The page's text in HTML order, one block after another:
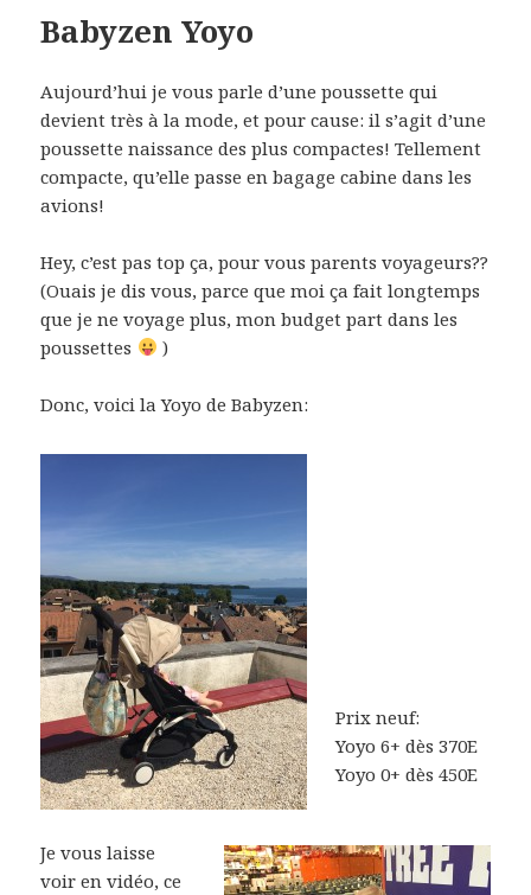
Babyzen Yoyo
Aujourd’hui je vous parle d’une poussette qui
devient très à la mode, et pour cause: il s’agit d’une
poussette naissance des plus compactes! Tellement
compacte, qu’elle passe en bagage cabine dans les
avions!
Hey, c’est pas top ça, pour vous parents voyageurs??
(Ouais je dis vous, parce que moi ça fait longtemps
que je ne voyage plus, mon budget part dans les
poussettes
)
Donc, voici la Yoyo de Babyzen:
Prix neuf:
Yoyo 6+ dès 370E
Yoyo 0+ dès 450E
Je vous laisse
voir en vidéo, ce